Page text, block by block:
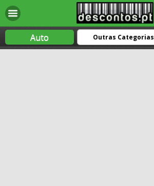
Auto Outras Categorias